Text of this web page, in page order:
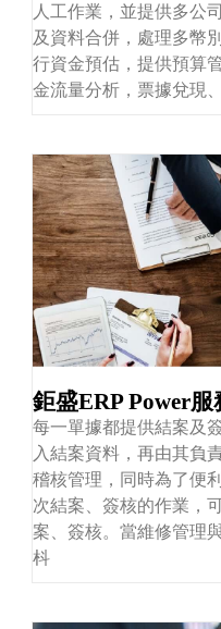
人工作業，並提供多公
及資料合併，處理多幣
行資金預估，提供預算
金流量分析，票據兌現
鉅盛ERP Power服
每一單據都提供結案及
入結案資料，再由其負
稽核管理，同時為了便
次結案、簽核的作業，
案、簽核。當維修管理
枓